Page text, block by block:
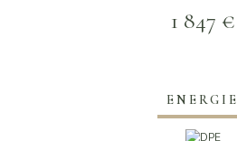
1 847 €
ENERGIE